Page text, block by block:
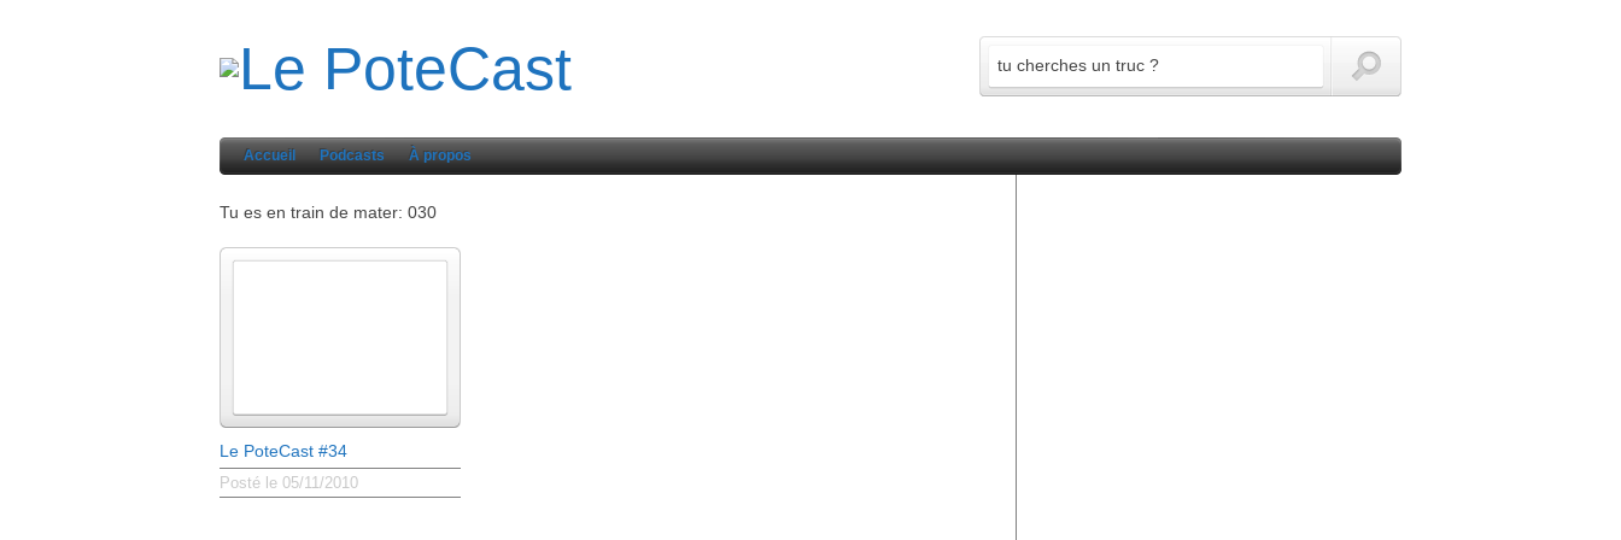
Accueil Podcasts À propos
Tu es en train de mater: 030
Le PoteCast #34
Posté le 05/11/2010